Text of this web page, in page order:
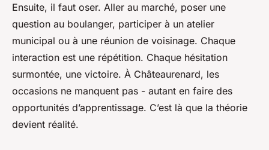
Ensuite, il faut oser. Aller au marché, poser une
question au boulanger, participer à un atelier
municipal ou à une réunion de voisinage. Chaque
interaction est une répétition. Chaque hésitation
surmontée, une victoire. À Châteaurenard, les
occasions ne manquent pas - autant en faire des
opportunités d’apprentissage. C’est là que la théorie
devient réalité.